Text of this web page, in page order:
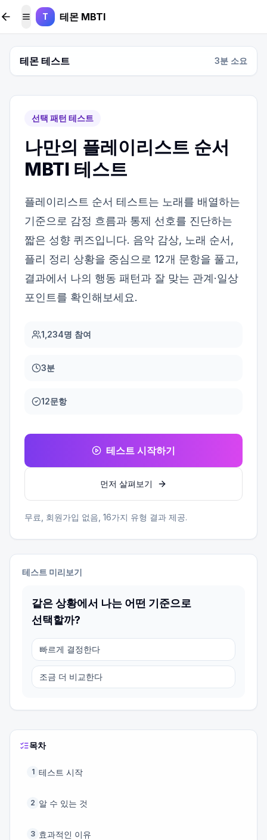
본문 바로가기
메뉴 토글
T 테몬 MBTI
테몬 테스트 3분 소요
선택 패턴 테스트
나만의 플레이리스트 순서
MBTI 테스트
플레이리스트 순서 테스트는 노래를 배열하는
기준으로 감정 흐름과 통제 선호를 진단하는
짧은 성향 퀴즈입니다. 음악 감상, 노래 순서,
플리 정리 상황을 중심으로 12개 문항을 풀고,
결과에서 나의 행동 패턴과 잘 맞는 관계·일상
포인트를 확인해보세요.
1,234명 참여
3분
12문항
테스트 시작하기
먼저 살펴보기
무료, 회원가입 없음, 16가지 유형 결과 제공.
테스트 미리보기
같은 상황에서 나는 어떤 기준으로
선택할까?
빠르게 결정한다
조금 더 비교한다
목차
1 테스트 시작
2 알 수 있는 것
3 효과적인 이유